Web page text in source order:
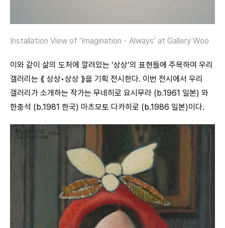
Installation View of ‘Imagination・Always’ at Gallery Woo
이와 같이 삶의 도처에 깔려있는 ‘상상’의 표현들에 주목하여 우리
갤러리는 ⟪ 상상•상상 ⟫을 기획 전시한다. 이번 전시에서 우리
갤러리가 소개하는 작가는 무네히로 요시무라 (b.1961 일본) 와
한충석 (b.1981 한국) 마츠모토 다카히로 (b.1986 일본)이다.